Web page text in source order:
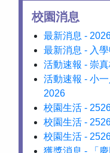
校園消息
最新消息 -
最新消息 - 入
活動速報 - 崇
活動速報 - 小
2026
校園生活 -
校園生活 -
校園生活 -
獲獎消息 - 「